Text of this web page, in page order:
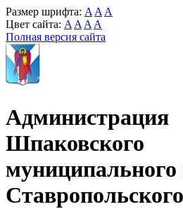
Размер шрифта: A A A
Цвет сайта: A A A A
Полная версия сайта
Администрация
Шпаковского
муниципального